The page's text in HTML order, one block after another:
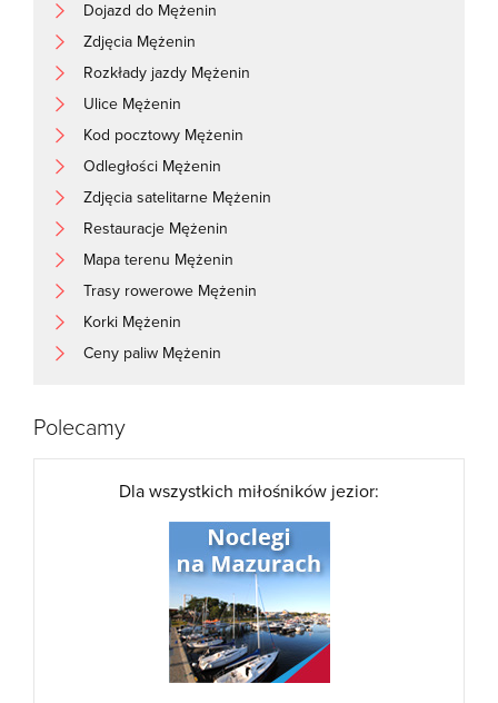
Dojazd do Mężenin
Zdjęcia Mężenin
Rozkłady jazdy Mężenin
Ulice Mężenin
Kod pocztowy Mężenin
Odległości Mężenin
Zdjęcia satelitarne Mężenin
Restauracje Mężenin
Mapa terenu Mężenin
Trasy rowerowe Mężenin
Korki Mężenin
Ceny paliw Mężenin
Polecamy
Dla wszystkich miłośników jezior: